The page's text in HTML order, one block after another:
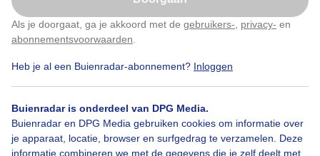
Als je doorgaat, ga je akkoord met de gebruikers- privacy- en
abonnementsvoorwaarden
Heb je al een Buienradar-abonnement? Inloggen
Buienradar is onderdeel van DPG Media.
Buienradar en DPG Media gebruiken cookies om informatie over
je apparaat, locatie, browser en surfgedrag te verzamelen. Deze
informatie combineren we met de gegevens die je zelf deelt met
heerlij weer
Zon Wolken
Klik hierom dit aan te passen